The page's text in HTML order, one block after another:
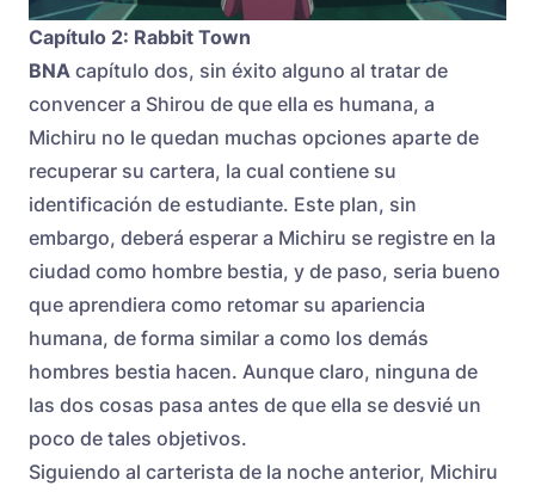
Capítulo 2: Rabbit Town
BNA capítulo dos, sin éxito alguno al tratar de
convencer a Shirou de que ella es humana, a
Michiru no le quedan muchas opciones aparte de
recuperar su cartera, la cual contiene su
identificación de estudiante. Este plan, sin
embargo, deberá esperar a Michiru se registre en la
ciudad como hombre bestia, y de paso, seria bueno
que aprendiera como retomar su apariencia
humana, de forma similar a como los demás
hombres bestia hacen. Aunque claro, ninguna de
las dos cosas pasa antes de que ella se desvié un
poco de tales objetivos.
Siguiendo al carterista de la noche anterior, Michiru